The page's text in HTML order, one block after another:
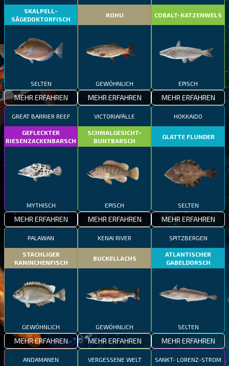
SKALPELL-
SÄGEDOKTORFISCH
SELTEN
MEHR ERFAHREN
ROHU
GEWÖHNLICH
MEHR ERFAHREN
COBALT-KATZENWELS
EPISCH
MEHR ERFAHREN
GREAT BARRIER REEF
GEFLECKTER
RIESENZACKENBARSCH
MYTHISCH
MEHR ERFAHREN
VICTORIAFÄLLE
SCHMALGESICHT-
BUNTBARSCH
EPISCH
MEHR ERFAHREN
HOKKAIDO
GLATTE FLUNDER
SELTEN
MEHR ERFAHREN
PALAWAN
STACHLIGER
KANINCHENFISCH
GEWÖHNLICH
MEHR ERFAHREN
KENAI RIVER
BUCKELLACHS
GEWÖHNLICH
MEHR ERFAHREN
SPITZBERGEN
ATLANTISCHER
GABELDORSCH
SELTEN
MEHR ERFAHREN
ANDAMANEN VERGESSENE WELT SANKT- LORENZ-STROM